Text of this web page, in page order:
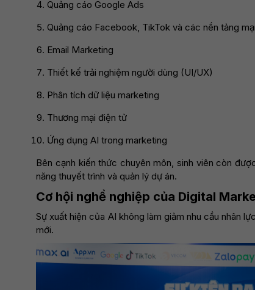
Quảng cáo Google Ads
Quảng cáo Facebook, TikTok và các nền tảng
Email Marketing
Thiết kế trải nghiệm người dùng (UI/UX)
Phân tích dữ liệu marketing
Thương mại điện tử
Ứng dụng AI trong marketing
Bên cạnh kiến thức chuyên môn, sinh viên còn
năng thuyết trình và quản lý dự án.
Cơ hội nghề nghiệp của Digital
Sự xuất hiện của AI không làm giảm nhu cầu nhân
mới.